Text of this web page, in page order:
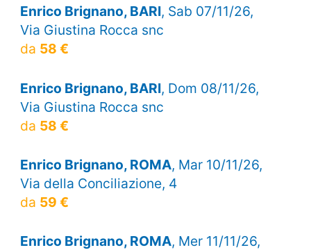
Enrico Brignano, BARI, Sab 07/11/26,
Via Giustina Rocca snc
da 58 €
Enrico Brignano, BARI, Dom 08/11/26,
Via Giustina Rocca snc
da 58 €
Enrico Brignano, ROMA, Mar 10/11/26,
Via della Conciliazione, 4
da 59 €
Enrico Brignano, ROMA, Mer 11/11/26,